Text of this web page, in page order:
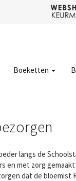
Boeketten
langs de
met zorg
dat de bloemist